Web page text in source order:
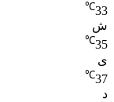
33
℃
ش
35
℃
ی
37
℃
د